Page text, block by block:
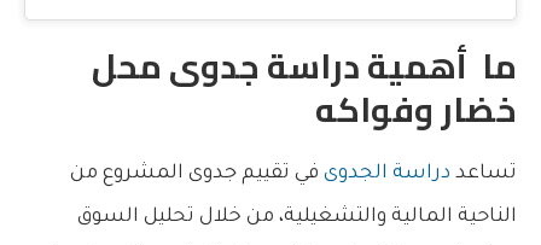
ما أهمية دراسة جدوى محل
خضار وفواكه
تساعد دراسة الجدوى في تقييم جدوى المشروع من
الناحية المالية والتشغيلية، من خلال تحليل السوق